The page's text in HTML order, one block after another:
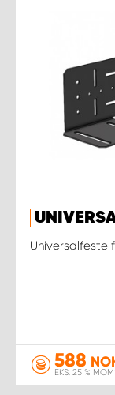
Universalfeste
588
EKS. 25 %